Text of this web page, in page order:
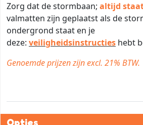
Zorg dat de stormbaan; altijd
valmatten zijn geplaatst als de
ondergrond staat en je
deze: veiligheidsinstructies hebt
Genoemde prijzen zijn excl. 21% BTW.
Opties